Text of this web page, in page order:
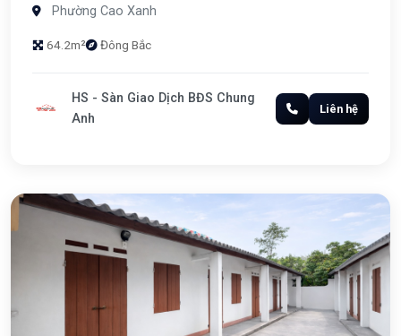
Phường Cao Xanh
64.2m² Đông Bắc
HS - Sàn Giao Dịch BĐS Chung
Anh
Liên hệ